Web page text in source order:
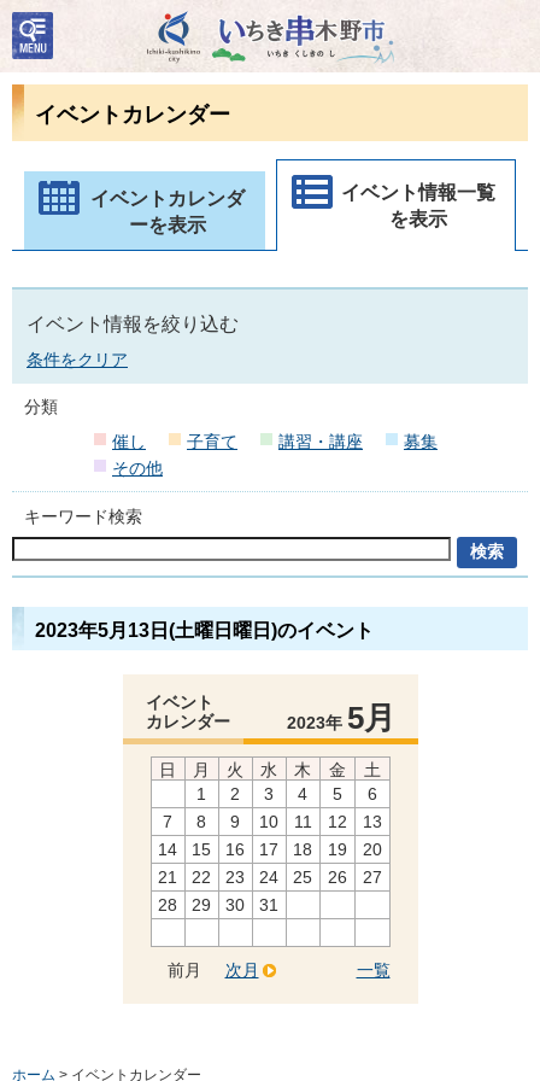
いちき串木野市
検
索・
共通
ューイベントカレンダー
イベントカレンダ
ーを表示
イベント情報一覧
を表示
イベント情報を絞り込む
条件をクリア
分類
催し
子育て 講習・講座
募集
その他
キーワード検索
2023年5月13日(土曜日曜日)のイベント
イベント
カレンダー
2023年 5月
日 月 火 水 木 金
土
1
2 3 4 5
6
7
8 9 10 11 12
13
14
15 16 17 18 19
20
21
22 23 24 25 26
27
28
29 30 31
前月 一覧
次月
ホーム > イベントカレンダー